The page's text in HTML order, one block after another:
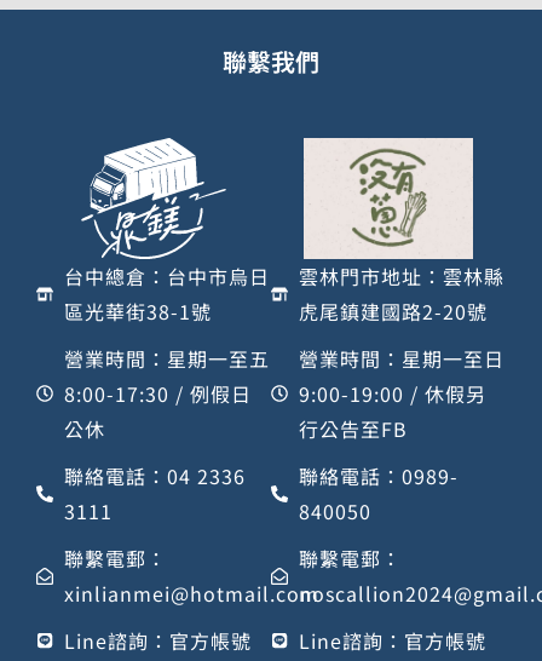
聯繫我們
台中總倉：台中市烏日
區光華街38-1號
營業時間：星期一至五
8:00-17:30 / 例假日
公休
聯絡電話：04 2336
3111
聯繫電郵：
xinlianmei@hotmail.com
Line諮詢：官方帳號
雲林門市地址：雲林縣
虎尾鎮建國路2-20號
營業時間：星期一至日
9:00-19:00 / 休假另
行公告至FB
聯絡電話：0989-
840050
聯繫電郵：
Line諮詢：官方帳號